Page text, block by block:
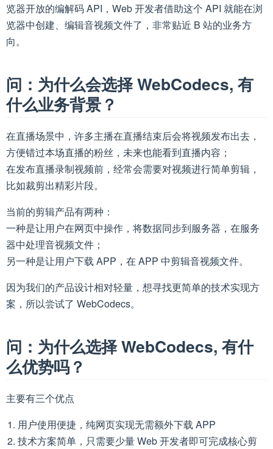
览器开放的编解码 API，Web 开发者借助这个 API 就能在浏
览器中创建、编辑音视频文件了，非常贴近 B 站的业务方
向。
问：为什么会选择 WebCodecs, 有
什么业务背景？
在直播场景中，许多主播在直播结束后会将视频发布出去，
方便错过本场直播的粉丝，未来也能看到直播内容；
在发布直播录制视频前，经常会需要对视频进行简单剪辑，
比如裁剪出精彩片段。
当前的剪辑产品有两种：
一种是让用户在网页中操作，将数据同步到服务器，在服务
器中处理音视频文件；
另一种是让用户下载 APP，在 APP 中剪辑音视频文件。
因为我们的产品设计相对轻量，想寻找更简单的技术实现方
案，所以尝试了 WebCodecs。
问：为什么选择 WebCodecs, 有什
么优势吗？
主要有三个优点
用户使用便捷，纯网页实现无需额外下载 APP
技术方案简单，只需要少量 Web 开发者即可完成核心剪